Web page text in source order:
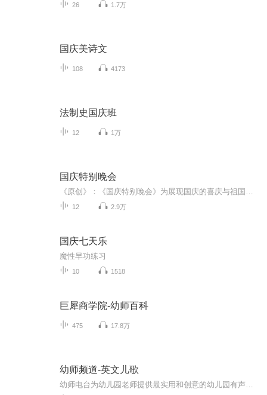
26 1.7万
国庆美诗文
108 4173
法制史国庆班
12 1万
国庆特别晚会
12 2.9万
国庆七天乐
魔性早功练习
10 1518
巨犀商学院-幼师百科
475 17.8万
幼师频道-英文儿歌